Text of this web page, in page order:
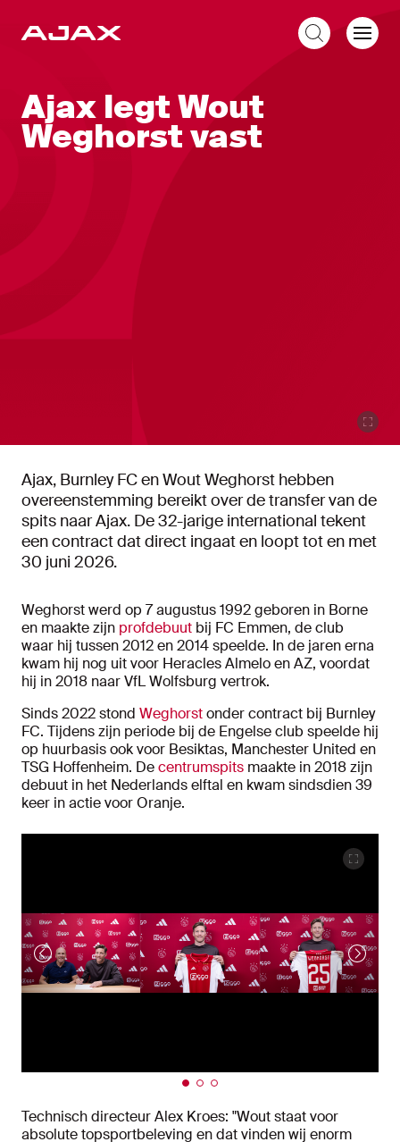
Ajax legt Wout
Weghorst vast
Ajax, Burnley FC en Wout Weghorst hebben
overeenstemming bereikt over de transfer van de
spits naar Ajax. De 32-jarige international tekent
een contract dat direct ingaat en loopt tot en met
30 juni 2026.
Weghorst werd op 7 augustus 1992 geboren in Borne
en maakte zijn profdebuut bij FC Emmen, de club
waar hij tussen 2012 en 2014 speelde. In de jaren erna
kwam hij nog uit voor Heracles Almelo en AZ, voordat
hij in 2018 naar VfL Wolfsburg vertrok.
Sinds 2022 stond Weghorstonder contract bij Burnley
FC. Tijdens zijn periode bij de Engelse club speelde hij
op huurbasis ook voor Besiktas, Manchester United en
TSG Hoffenheim. Decentrumspits maakte in 2018 zijn
debuut in het Nederlands elftal en kwam sindsdien 39
keer in actie voor Oranje.
Technisch directeur Alex Kroes: "Wout staat voor
absolute topsportbeleving en dat vinden wij enorm